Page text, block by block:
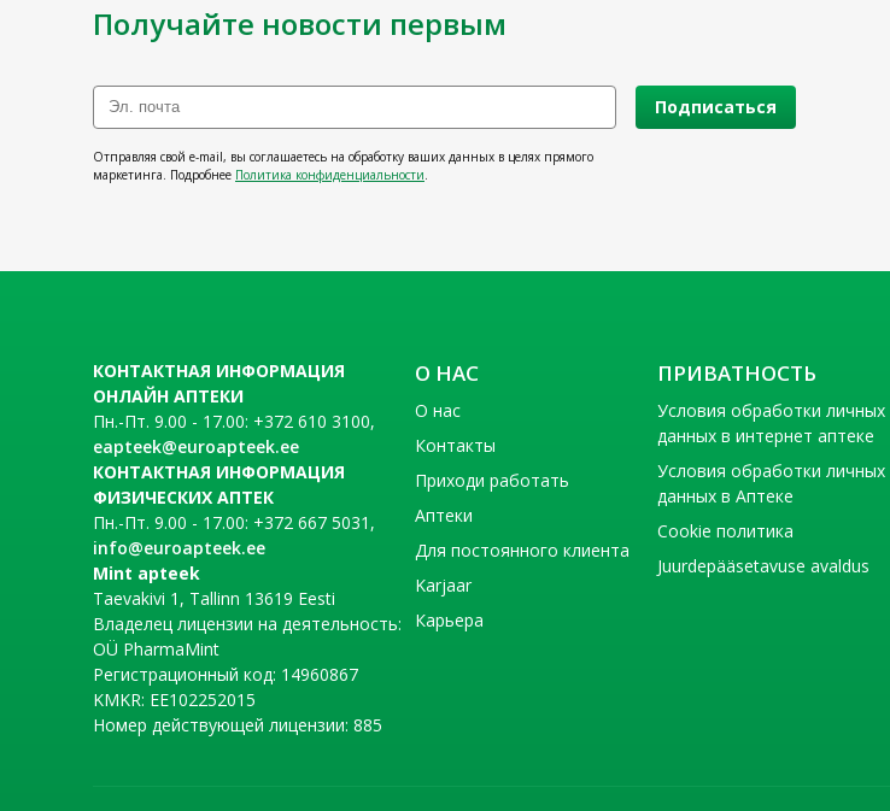
Получайте новости первым
Подписаться
Отправляя свой e-mail, вы соглашаетесь на обработку ваших данных в целях прямого
маркетинга. Подробнее Политика конфиденциальности
КОНТАКТНАЯ ИНФОРМАЦИЯ
ОНЛАЙН АПТЕКИ
Пн.-Пт. 9.00 - 17.00: +372 610 3100,
eapteek@euroapteek.ee
КОНТАКТНАЯ ИНФОРМАЦИЯ
ФИЗИЧЕСКИХ АПТЕК
Пн.-Пт. 9.00 - 17.00: +372 667 5031,
info@euroapteek.ee
Mint apteek
Taevakivi 1, Tallinn 13619 Eesti
Владелец лицензии на деятельность:
OÜ PharmaMint
Регистрационный код: 14960867
KMKR: EE102252015
Номер действующей лицензии: 885
О НАС
О нас
Контакты
Приходи работать
Аптеки
Для постоянного клиента
Karjaar
Карьера
ПРИВАТНОСТЬ
Условия обработки личных
данных в интернет аптеке
Условия обработки личных
данных в Аптеке
Cookie политика
Juurdepääsetavuse avaldus